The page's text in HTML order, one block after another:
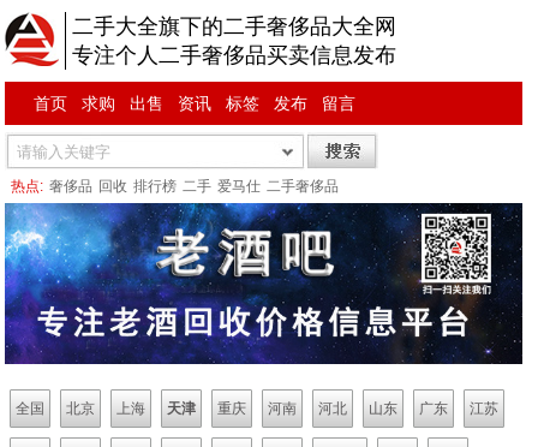
二手大全旗下的二手奢侈品大全网
专注个人二手奢侈品买卖信息发布
首页 求购 出售 资讯 标签 发布 留言
热点: 奢侈品 回收 排行榜 二手 爱马仕 二手奢侈品
全国 北京 上海 天津 重庆 河南 河北 山东 广东 江苏